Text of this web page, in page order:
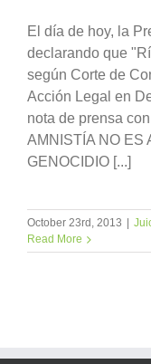
El día de hoy, la
declarando que
según Corte de
Acción Legal en
nota de prensa
AMNISTÍA NO ES
GENOCIDIO [...]
October 23rd, 2013 |
Read More